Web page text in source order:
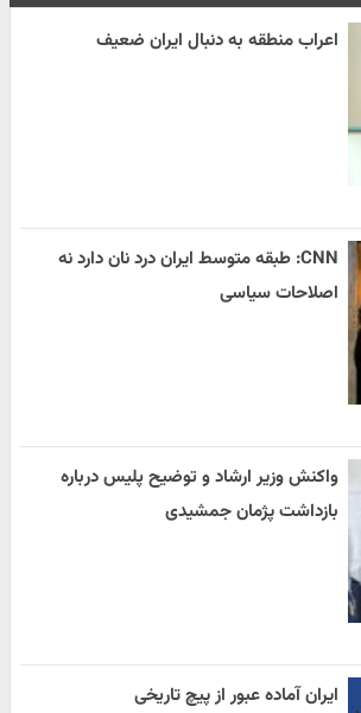
اعراب منطقه به دنبال ایران ضعیف
CNN: طبقه متوسط ایران درد نان دارد نه
اصلاحات سیاسی
واکنش وزیر ارشاد و توضیح پلیس درباره
بازداشت پژمان جمشیدی
ایران آماده عبور از پیچ تاریخی